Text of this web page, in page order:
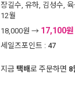
장길수, 유하, 김성수, 육
12월
18,000원 → 17,100원
세일즈포인트 : 47
지금 택배로 주문하면 8